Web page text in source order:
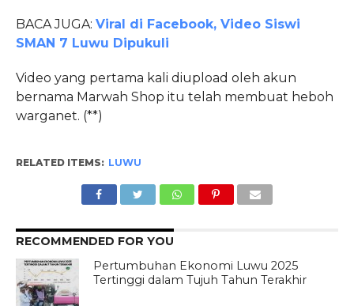
BACA JUGA: Viral di Facebook, Video Siswi
SMAN 7 Luwu Dipukuli
Video yang pertama kali diupload oleh akun
bernama Marwah Shop itu telah membuat heboh
warganet. (**)
RELATED ITEMS: LUWU
RECOMMENDED FOR YOU
Pertumbuhan Ekonomi Luwu 2025
Tertinggi dalam Tujuh Tahun Terakhir